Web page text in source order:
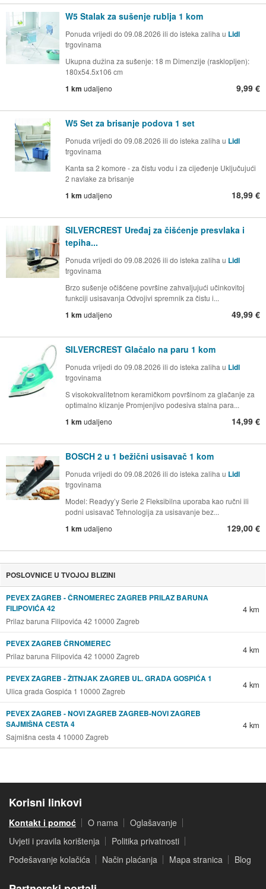
W5 Stalak za sušenje rublja 1 kom
Ponuda vrijedi do 09.08.2026 ili do isteka zaliha u Lidl
trgovinama
Ukupna dužina za sušenje: 18 m Dimenzije (rasklopljen):
180x54.5x106 cm
1 km udaljeno 9,99 €
W5 Set za brisanje podova 1 set
Ponuda vrijedi do 09.08.2026 ili do isteka zaliha u Lidl
trgovinama
Kanta sa 2 komore - za čistu vodu i za cijeđenje Uključujući
2 navlake za brisanje
1 km udaljeno 18,99 €
SILVERCREST Uređaj za čišćenje presvlaka i
tepiha...
Ponuda vrijedi do 09.08.2026 ili do isteka zaliha u Lidl
trgovinama
Brzo sušenje očišćene površine zahvaljujući učinkovitoj
funkciji usisavanja Odvojivi spremnik za čistu i...
1 km udaljeno 49,99 €
SILVERCREST Glačalo na paru 1 kom
Ponuda vrijedi do 09.08.2026 ili do isteka zaliha u Lidl
trgovinama
S visokokvalitetnom keramičkom površinom za glačanje za
optimalno klizanje Promjenjivo podesiva stalna para...
1 km udaljeno 14,99 €
BOSCH 2 u 1 bežični usisavač 1 kom
Ponuda vrijedi do 09.08.2026 ili do isteka zaliha u Lidl
trgovinama
Model: Readyy’y Serie 2 Fleksibilna uporaba kao ručni ili
podni usisavač Tehnologija za usisavanje bez...
1 km udaljeno 129,00 €
POSLOVNICE U TVOJOJ BLIZINI
PEVEX ZAGREB - ČRNOMEREC ZAGREB PRILAZ BARUNA
FILIPOVIĆA 42
Prilaz baruna Filipovića 42 10000 Zagreb
4 km
PEVEX ZAGREB ČRNOMEREC
Prilaz baruna Filipovića 42 10000 Zagreb
4 km
PEVEX ZAGREB - ŽITNJAK ZAGREB UL. GRADA GOSPIĆA 1
Ulica grada Gospića 1 10000 Zagreb
4 km
PEVEX ZAGREB - NOVI ZAGREB ZAGREB-NOVI ZAGREB
SAJMIŠNA CESTA 4
Sajmišna cesta 4 10000 Zagreb
4 km
Korisni linkovi
Kontakt i pomoć O nama
Oglašavanje
Uvjeti i pravila korištenja
Politika privatnosti
Podešavanje kolačića
Način plaćanja Mapa stranica Blog